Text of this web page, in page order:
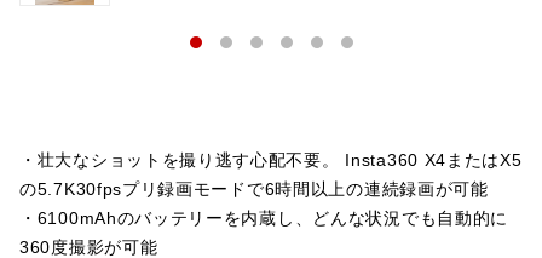
・壮大なショットを撮り逃す心配不要。 Insta360 X4またはX5
の5.7K30fpsプリ録画モードで6時間以上の連続録画が可能
・6100mAhのバッテリーを内蔵し、どんな状況でも自動的に
360度撮影が可能